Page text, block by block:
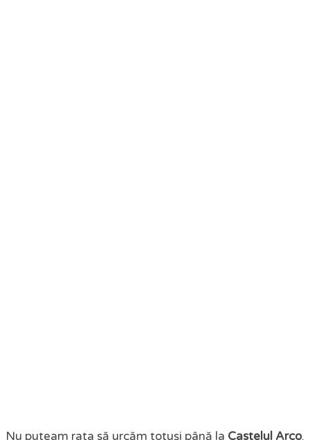
Nu puteam rata să urcăm totuși până la Castelul Arco.